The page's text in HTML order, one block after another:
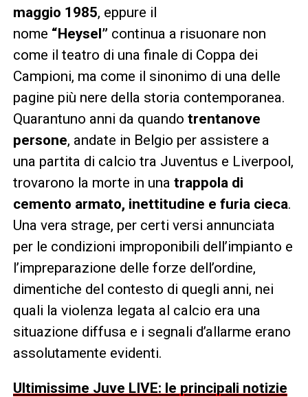
maggio 1985, eppure il
nome “Heysel” continua a risuonare non
come il teatro di una finale di Coppa dei
Campioni, ma come il sinonimo di una delle
pagine più nere della storia contemporanea.
Quarantuno anni da quando trentanove
persone, andate in Belgio per assistere a
una partita di calcio tra Juventus e Liverpool,
trovarono la morte in una trappola di
cemento armato, inettitudine e furia cieca.
Una vera strage, per certi versi annunciata
per le condizioni improponibili dell’impianto e
l’impreparazione delle forze dell’ordine,
dimentiche del contesto di quegli anni, nei
quali la violenza legata al calcio era una
situazione diffusa e i segnali d’allarme erano
assolutamente evidenti.
Ultimissime Juve LIVE: le principali notizie